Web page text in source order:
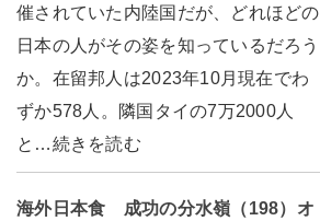
催されていた内陸国だが、どれほどの
日本の人がその姿を知っているだろう
か。在留邦人は2023年10月現在でわ
ずか578人。隣国タイの7万2000人
と…続きを読む
海外日本食 成功の分水嶺（198）オ